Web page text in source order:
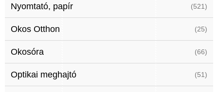
Nyomtató, papír (521)
Okos Otthon (25)
Okosóra (66)
Optikai meghajtó (51)